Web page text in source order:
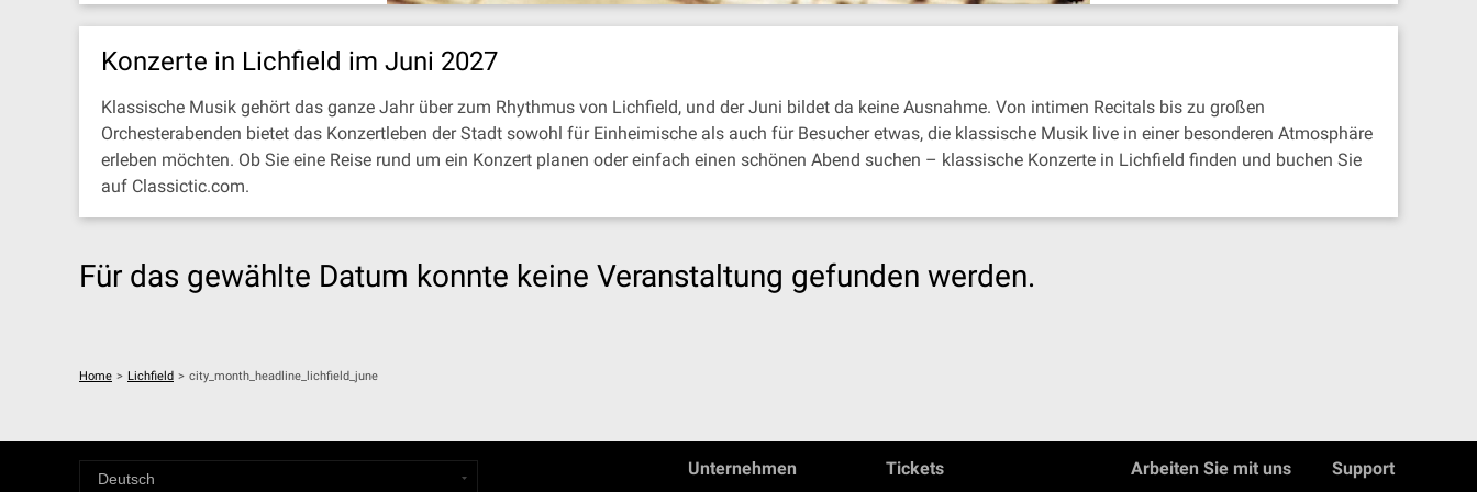
Konzerte in Lichfield im Juni 2027
Klassische Musik gehört das ganze Jahr über zum Rhythmus von Lichfield, und der Juni bildet da keine Ausnahme. Von intimen Recitals bis zu großen
Orchesterabenden bietet das Konzertleben der Stadt sowohl für Einheimische als auch für Besucher etwas, die klassische Musik live in einer besonderen Atmosphäre
erleben möchten. Ob Sie eine Reise rund um ein Konzert planen oder einfach einen schönen Abend suchen – klassische Konzerte in Lichfield finden und buchen Sie
auf Classictic.com.
Für das gewählte Datum konnte keine Veranstaltung gefunden werden.
Home > Lichfield > city_month_headline_lichfield_june
Unternehmen Tickets Arbeiten Sie mit uns Support